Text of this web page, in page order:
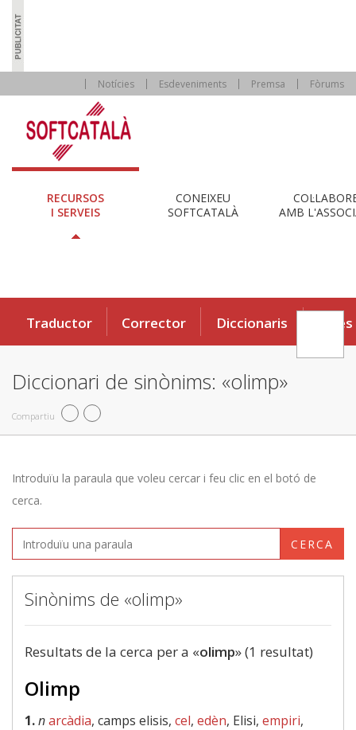
Notícies Esdeveniments Premsa Fòrums
RECURSOS
I SERVEIS
CONEIXEU
SOFTCATALÀ
AMB
Traductor Corrector Diccionaris Eines
Diccionari de sinònims: «olimp»
Compartiu
Introduïu la paraula que voleu cercar i feu clic en el botó de
cerca.
CERCA
Sinònims de «olimp»
Resultats de la cerca per a «olimp» (1 resultat)
Olimp
1.narcàdia, camps elisis, cel, edèn, Elisi, empiri,